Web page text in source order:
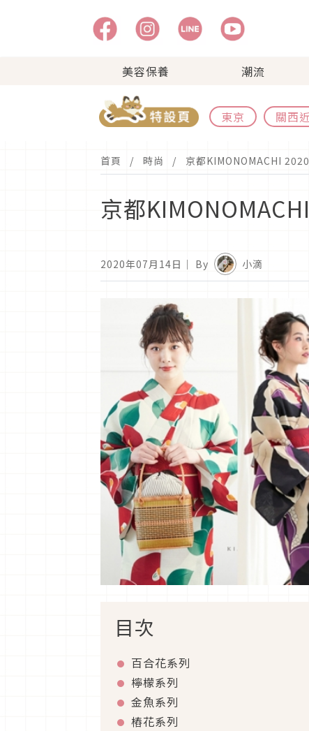
美容保養 潮流
東京 關西
首頁 時尚 京都KIMONOMACHI
京都
2020年07月14日 ｜ By 小滴
目次
百合花系列
檸檬系列
金魚系列
樁花系列